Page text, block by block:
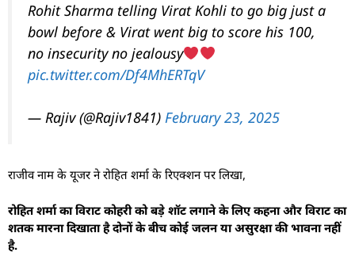
Rohit Sharma telling Virat Kohli to go big just a
bowl before & Virat went big to score his 100,
no insecurity no jealousy
pic.twitter.com/Df4MhERTqV
— Rajiv (@Rajiv1841) February 23, 2025
राजीव नाम के यूजर ने रोहित शर्मा के रिएक्शन पर लिखा,
रोहित शर्मा का विराट कोहरी को बड़े शॉट लगाने के लिए कहना और विराट का
शतक मारना दिखाता है दोनों के बीच कोई जलन या असुरक्षा की भावना नहीं
है.